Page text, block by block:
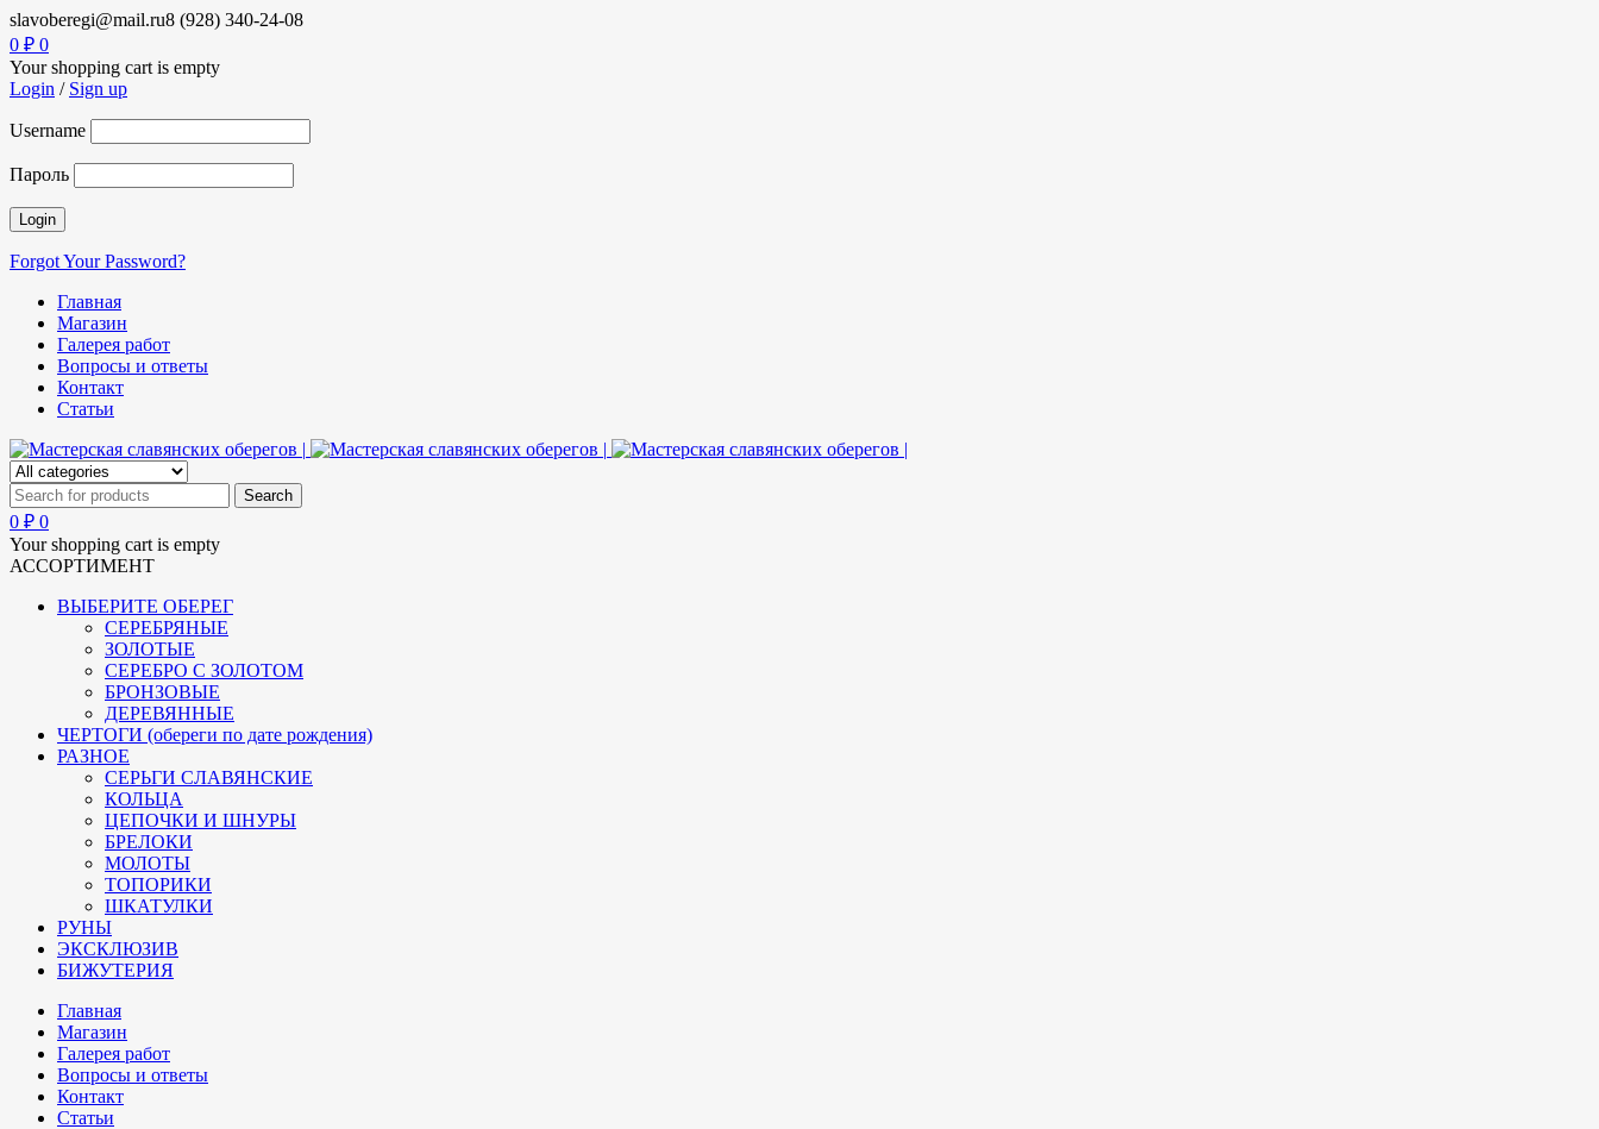
slavoberegi@mail.ru8 (928) 340-24-08
0 ₽ 0
Your shopping cart is empty
Login / Sign up
Username
Пароль
Forgot Your Password?
Главная
Магазин
Галерея работ
Вопросы и ответы
Контакт
Статьи
0 ₽ 0
Your shopping cart is empty
АССОРТИМЕНТ
ВЫБЕРИТЕ ОБЕРЕГ
СЕРЕБРЯНЫЕ
ЗОЛОТЫЕ
СЕРЕБРО С ЗОЛОТОМ
БРОНЗОВЫЕ
ДЕРЕВЯННЫЕ
ЧЕРТОГИ (обереги по дате рождения)
РАЗНОЕ
СЕРЬГИ СЛАВЯНСКИЕ
КОЛЬЦА
ЦЕПОЧКИ И ШНУРЫ
БРЕЛОКИ
МОЛОТЫ
ТОПОРИКИ
ШКАТУЛКИ
РУНЫ
ЭКСКЛЮЗИВ
БИЖУТЕРИЯ
Главная
Магазин
Галерея работ
Вопросы и ответы
Контакт
Статьи